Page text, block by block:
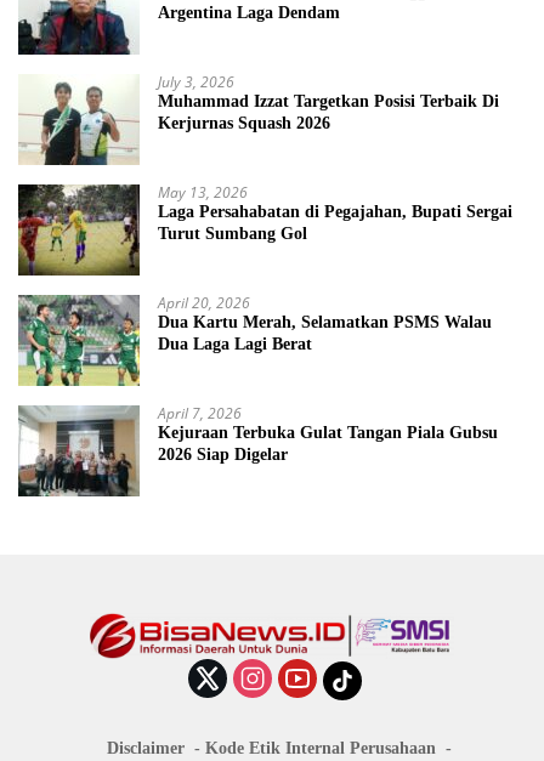
Argentina Laga Dendam
July 3, 2026
Muhammad Izzat Targetkan Posisi Terbaik Di
Kerjurnas Squash 2026
May 13, 2026
Laga Persahabatan di Pegajahan, Bupati Sergai
Turut Sumbang Gol
April 20, 2026
Dua Kartu Merah, Selamatkan PSMS Walau
Dua Laga Lagi Berat
April 7, 2026
Kejuraan Terbuka Gulat Tangan Piala Gubsu
2026 Siap Digelar
Disclaimer Kode Etik Internal Perusahaan